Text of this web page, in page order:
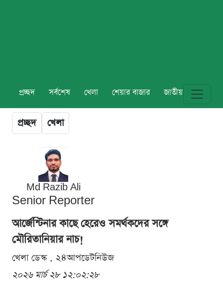
প্রচ্ছদ সর্বশেষ খেলা শেয়ার বাজার জাতীয় বিশ্ব
প্রচ্ছদ খেলা
Md Razib Ali
Senior Reporter
আর্জেন্টিনার কাছে হেরেও সমর্থকদের সঙ্গে
মৌরিতানিয়ার নাচ!
খেলা ডেস্ক . ২৪আপডেটনিউজ
২০২৬ মার্চ ২৮ ১২:০২:২৮